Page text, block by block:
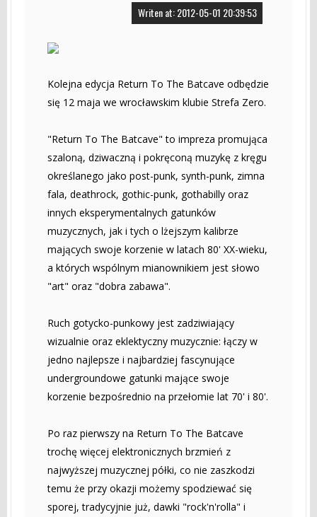
Writen at: 2012-05-01 20:39:53
Kolejna edycja Return To The Batcave odbędzie
się 12 maja we wrocławskim klubie Strefa Zero.
"Return To The Batcave" to impreza promująca
szaloną, dziwaczną i pokręconą muzykę z kręgu
określanego jako post-punk, synth-punk, zimna
fala, deathrock, gothic-punk, gothabilly oraz
innych eksperymentalnych gatunków
muzycznych, jak i tych o lżejszym kalibrze
mających swoje korzenie w latach 80' XX-wieku,
a których wspólnym mianownikiem jest słowo
"art" oraz "dobra zabawa".
Ruch gotycko-punkowy jest zadziwiający
wizualnie oraz eklektyczny muzycznie: łączy w
jedno najlepsze i najbardziej fascynujące
undergroundowe gatunki mające swoje
korzenie bezpośrednio na przełomie lat 70' i 80'.
Po raz pierwszy na Return To The Batcave
trochę więcej elektronicznych brzmień z
najwyższej muzycznej półki, co nie zaszkodzi
temu że przy okazji możemy spodziewać się
sporej, tradycyjnie już, dawki "rock'n'rolla" i